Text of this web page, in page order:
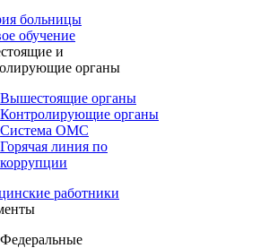
больницы
обучение
и
органы
Вышестоящие органы
Контролирующие органы
Система ОМС
Горячая линия по
коррупции
работники
Федеральные